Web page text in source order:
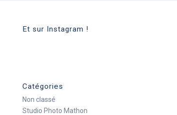
Et sur Instagram !
Catégories
Non classé
Studio Photo Mathon